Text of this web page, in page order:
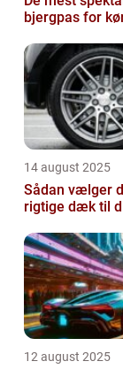
bjergpas for
14 august 2025
Sådan vælger
rigtige dæk til
12 august 2025